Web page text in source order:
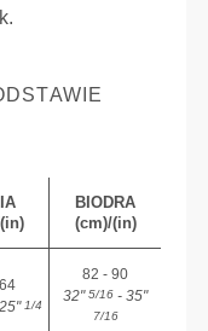
BIODRA
(cm)/(in)
1/4
82 - 90
32"5/16 - 35"
7/16